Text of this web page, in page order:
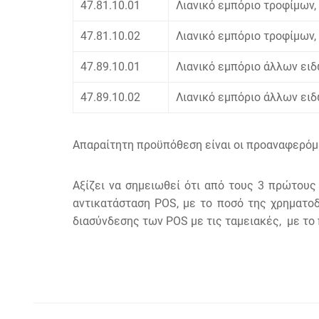
47.81.10.01 Λιανικό εµπόριο
47.81.10.02 Λιανικό εµπόριο
47.89.10.01 Λιανικό εµπόριο άλλων
47.89.10.02 Λιανικό εµπόριο άλλων
Απαραίτητη προϋπόθεση είναι οι
Αξίζει να σημειωθεί ότι από τους 3
αντικατάσταση POS, με το ποσό της
διασύνδεσης των POS με τις ταμειακές, με